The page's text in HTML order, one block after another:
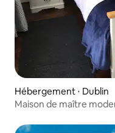
Hébergement ⋅ Dublin
Maison de maître